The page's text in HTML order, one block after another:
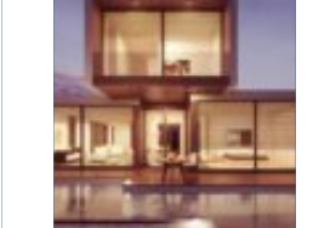
avancerade
huskonstruktioner. När
timm...